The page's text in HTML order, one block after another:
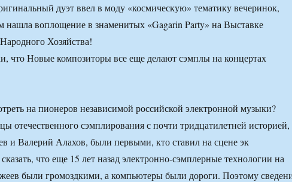
дуэт ввел в моду «космическую» тематику вечеринок,
нашла воплощение в знаменитых «Gagarin Party» на Выставке
Хозяйства!
на пионеров независимой российской электронной музыки?
отечественного сэмплирования с почти тридцатилетней историей,
и Валерий Алахов, были первыми, кто ставил на сцене эк
что еще 15 лет назад электронно-сэмплерные технологии на
были громоздкими, а компьютеры были дороги. Поэтому